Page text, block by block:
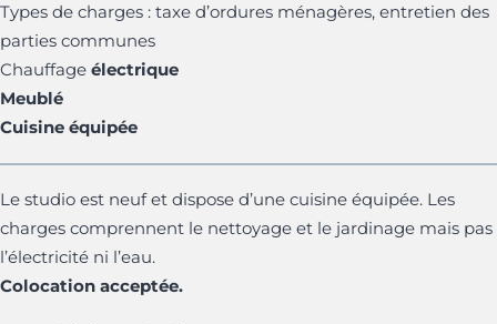
Types de charges : taxe d’ordures ménagères, entretien des
parties communes
Chauffage électrique
Meublé
Cuisine équipée
Le studio est neuf et dispose d’une cuisine équipée. Les
charges comprennent le nettoyage et le jardinage mais pas
l’électricité ni l’eau.
Colocation acceptée.